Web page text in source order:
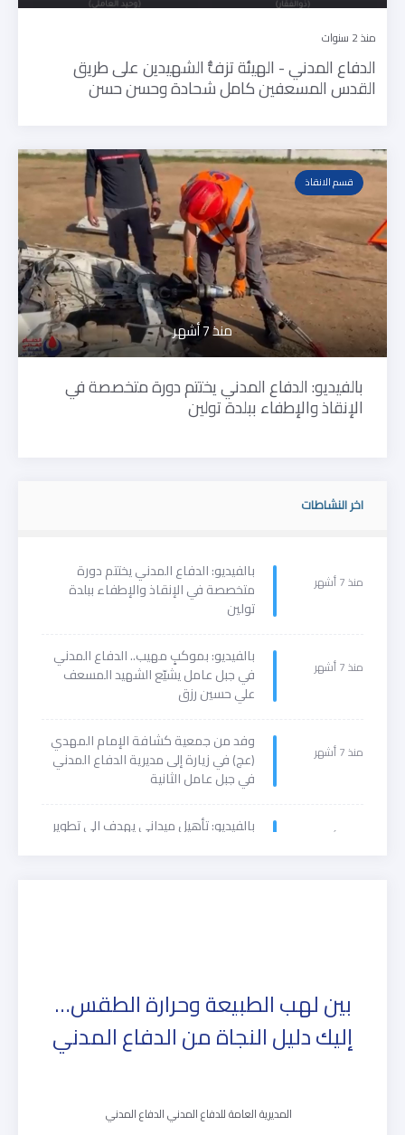
منذ 2 سنوات
الدفاع المدني - الهيئة تزفُّ الشهيدين على طريق
القدس المسعفين كامل شحادة وحسن حسن
قسم الانقاذ
منذ 7 أشهر
بالفيديو: الدفاع المدني يختتم دورة متخصصة في
الإنقاذ والإطفاء ببلدة تولين
اخر النشاطات
منذ 7 أشهر بالفيديو: الدفاع المدني يختتم دورة
متخصصة في الإنقاذ والإطفاء ببلدة
تولين
منذ 7 أشهر بالفيديو: بموكبٍ مهيب.. الدفاع المدني
في جبل عامل يشيّع الشهيد المسعف
علي حسين رزق
منذ 7 أشهر وفد من جمعية كشافة الإمام المهدي
(عج) في زيارة إلى مديرية الدفاع المدني
في جبل عامل الثانية
بالفيديو: تأهيل ميداني يهدف الى تطوير
بين لهب الطبيعة وحرارة الطقس…
إليك دليل النجاة من الدفاع المدني
المديرية العامة للدفاع المدني الدفاع المدني